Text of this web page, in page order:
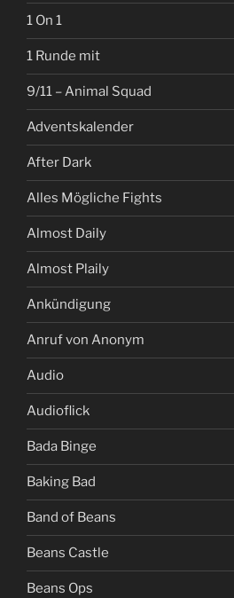
1 On 1
1 Runde mit
9/11 – Animal Squad
Adventskalender
After Dark
Alles Mögliche Fights
Almost Daily
Almost Plaily
Ankündigung
Anruf von Anonym
Audio
Audioflick
Bada Binge
Baking Bad
Band of Beans
Beans Castle
Beans Ops